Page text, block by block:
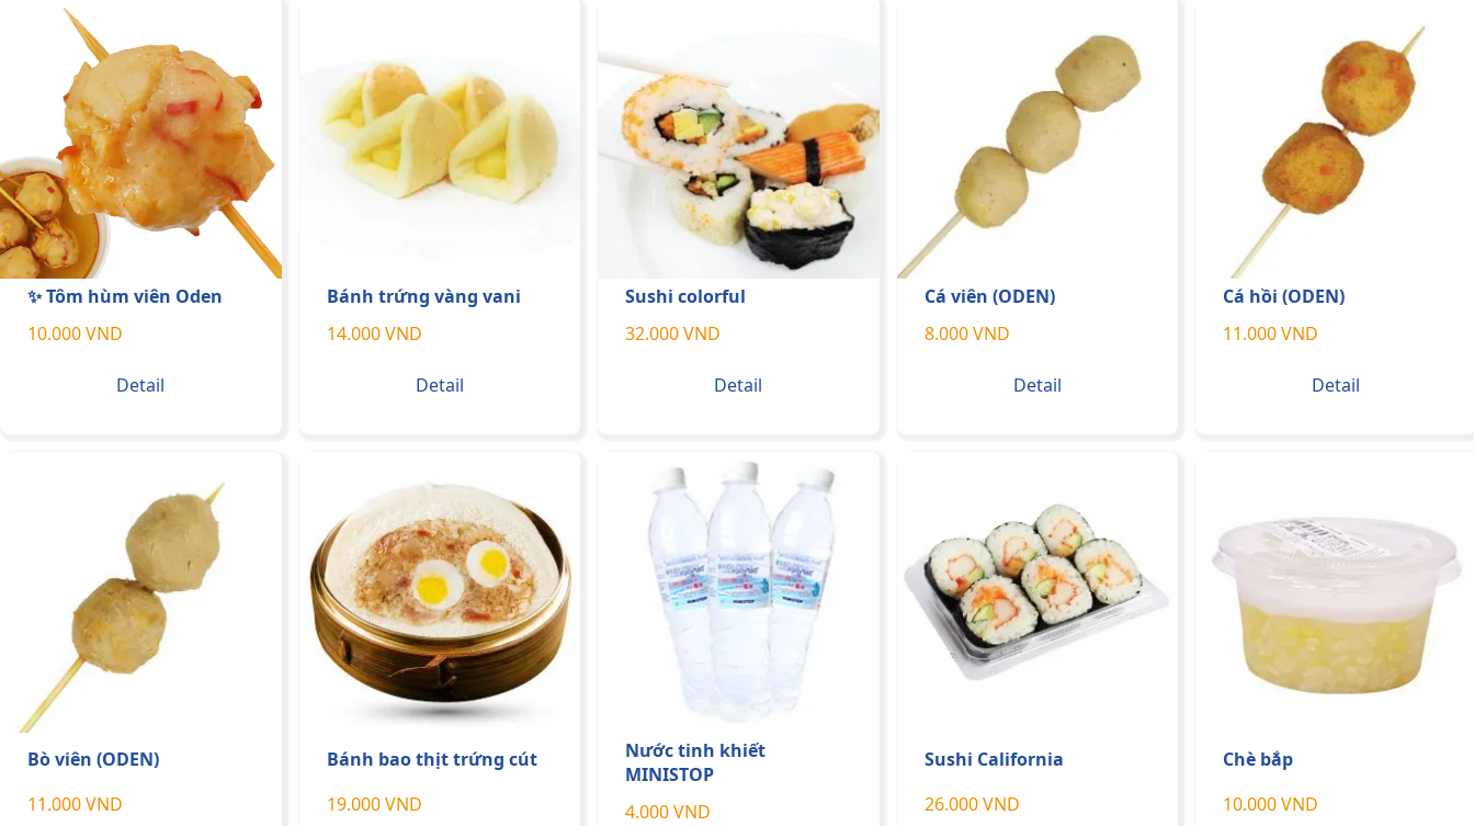
✨ Tôm hùm viên Oden
10.000 VND
Detail
Bánh trứng vàng vani
14.000 VND
Detail
Sushi colorful
32.000 VND
Detail
Cá viên (ODEN)
8.000 VND
Detail
Cá hồi (ODEN)
11.000 VND
Detail
Bò viên (ODEN)
11.000 VND
Bánh bao thịt trứng cút
19.000 VND
Nước tinh khiết
MINISTOP
4.000 VND
Sushi California
26.000 VND
Chè bắp
10.000 VND